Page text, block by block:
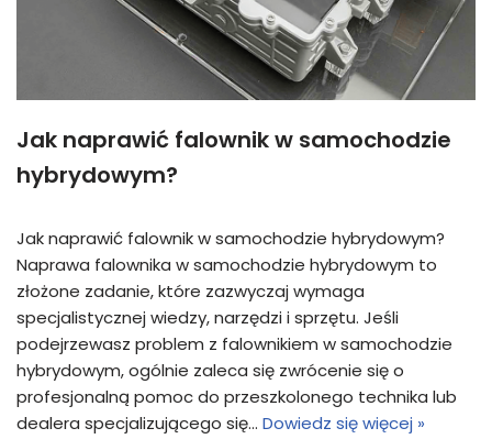
Jak naprawić falownik w samochodzie
hybrydowym?
Jak naprawić falownik w samochodzie hybrydowym?
Naprawa falownika w samochodzie hybrydowym to
złożone zadanie, które zazwyczaj wymaga
specjalistycznej wiedzy, narzędzi i sprzętu. Jeśli
podejrzewasz problem z falownikiem w samochodzie
hybrydowym, ogólnie zaleca się zwrócenie się o
profesjonalną pomoc do przeszkolonego technika lub
dealera specjalizującego się… Dowiedz się więcej »